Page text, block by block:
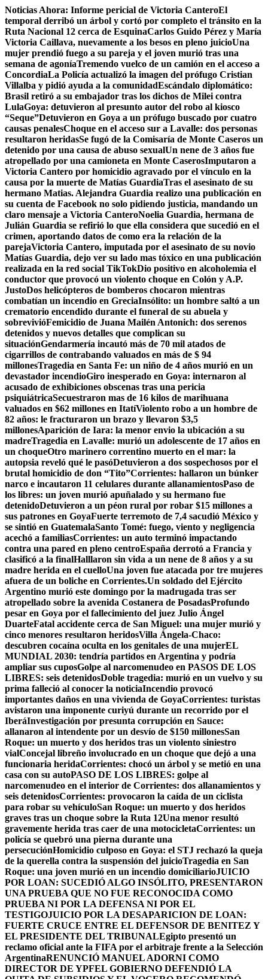
Saltar
al
contenido
Noticias Ahora: Informe pericial de Victoria CanteroEl
temporal derribó un árbol y cortó por completo el tránsito en la
Ruta Nacional 12 cerca de EsquinaCarlos Guido Pérez y María
Victoria Caillava, nuevamente a los besos en pleno juicioUna
mujer prendió fuego a su pareja y el joven murió tras una
semana de agoníaTremendo vuelco de un camión en el acceso a
ConcordiaLa Policía actualizó la imagen del prófugo Cristian
Villalba y pidió ayuda a la comunidadEscándalo diplomático:
Brasil retiró a su embajador tras los dichos de Milei contra
LulaGoya: detuvieron al presunto autor del robo al kiosco
“Seque”Detuvieron en Goya a un prófugo buscado por cuatro
causas penalesChoque en el acceso sur a Lavalle: dos personas
resultaron heridasSe fugó de la Comisaría de Monte Caseros un
detenido por una causa de abuso sexualUn nene de 3 años fue
atropellado por una camioneta en Monte CaserosImputaron a
Victoria Cantero por homicidio agravado por el vínculo en la
causa por la muerte de Matías GuardiaTras el asesinato de su
hermano Matias. Alejandra Guardia realizo una publicación en
su cuenta de Facebook no solo pidiendo justicia, mandando un
claro mensaje a Victoria CanteroNoelia Guardia, hermana de
Julián Guardia se refirió lo que ella considera que sucedió en el
crimen, aportando datos de como era la relación de la
parejaVictoria Cantero, imputada por el asesinato de su novio
Matías Guardia, dejo ver su lado mas tóxico en una publicación
realizada en la red social TikTokDio positivo en alcoholemia el
conductor que provocó un violento choque en Colón y A.P.
JustoDos helicópteros de bomberos chocaron mientras
combatían un incendio en GreciaInsólito: un hombre saltó a un
crematorio encendido durante el funeral de su abuela y
sobrevivióFemicidio de Juana Mailén Antonich: dos serenos
detenidos y nuevos detalles que complican su
situaciónGendarmería incautó más de 70 mil atados de
cigarrillos de contrabando valuados en más de $ 94
millonesTragedia en Santa Fe: un niño de 4 años murió en un
devastador incendioGiro inesperado en Goya: internaron al
acusado de exhibiciones obscenas tras una pericia
psiquiátricaSecuestraron mas de 16 kilos de marihuana
valuados en $62 millones en ItatíViolento robo a un hombre de
82 años: le fracturaron un brazo y llevaron $3,5
millonesAparición de Iara: la menor envio la ubicación a su
madreTragedia en Lavalle: murió un adolescente de 17 años en
un choqueOtro marinero correntino muerto en el mar: la
autopsia reveló qué le pasóDetuvieron a dos sospechosos por el
brutal homicidio de don “Tito”Corrientes: hallaron un búnker
narco e incautaron 11 celulares durante allanamientosPaso de
los libres: un joven murió apuñalado y su hermano fue
detenidoDetuvieron a un péon rural por robar $15 millones a
sus patrones en GoyaFuerte terremoto de 7,4 sacudió México y
se sintió en GuatemalaSanto Tomé: fuego, viento y negligencia
acechó a familiasCorrientes: un auto terminó impactando
contra una pared en pleno centroEspaña derrotó a Francia y
clasificó a la finalHalllaron sin vida a un nene de 8 años y a su
madre herida en el cuelloUna joven fue atacada por tre mujeres
afuera de un boliche en Corrientes.Un soldado del Ejército
Argentino murió este domingo por la madrugada tras ser
atropellado sobre la avenida Costanera de PosadasProfundo
pesar en Goya por el fallecimiento del juez Julio Ángel
DuarteFatal accidente cerca de San Miguel: una mujer murió y
cinco menores resultaron heridosVilla Ángela-Chaco:
descubren cocaína oculta en los genitales de una mujerEL
MUNDIAL 2030: tendría partidos en Argentina y podría
ampliar sus cuposGolpe al narcomenudeo en PASOS DE LOS
LIBRES: seis detenidosDoble tragedia: murió en un vuelvo y su
prima falleció al conocer la noticiaIncendio provocó
importantes daños en una vivienda de GoyaCorrientes: turistas
avistaron una imponente curiyú durante un recorrido por el
IberáInvestigación por presunta corrupción en Sauce:
allanaron al intendente por un desvío de $150 millonesSan
Roque: un muerto y dos heridos tras un violento siniestro
vialConcejal libreño involucrado en un choque que dejó a una
funcionaria heridaCorrientes: chocó un árbol y se metió en una
casa con su autoPASO DE LOS LIBRES: golpe al
narcomenudeo en el interior de Corrientes: dos allanamientos y
seis detenidosCorrientes: provocaron la caída de un ciclista
para robar su vehículoSan Roque: un muerto y dos heridos
graves tras un choque sobre la Ruta 12Una menor resultó
gravemente herida tras caer de una motocicletaCorrientes: un
policía se quebró una pierna durante una
persecuciónHomicidio culposo en Goya: el STJ rechazó la queja
de la querella contra la suspensión del juicioTragedia en San
Roque: una joven murió en un incendio domiciliarioJUICIO
POR LOAN: SUCEDIÓ ALGO INSÓLITO, PRESENTARON
UNA PRUEBA QUE NO FUE RECONOCIDA COMO
PRUEBA NI POR LA DEFENSA NI POR EL
TESTIGOJUICIO POR LA DESAPARICION DE LOAN:
FUERTE CRUCE ENTRE EL DEFENSOR DE BENITEZ Y
EL PRESIDENTE DEL TRIBUNALEgipto presentó un
reclamo oficial ante la FIFA por el arbitraje frente a la Selección
ArgentinaRENUNCIÓ MANUEL ADORNI COMO
DIRECTOR DE YPFEL GOBIERNO DEFENDIÓ LA